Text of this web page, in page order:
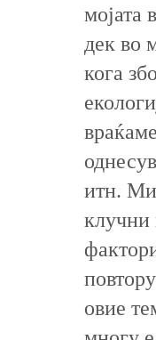
мојата
дек во
кога
итн.
клучни
овие